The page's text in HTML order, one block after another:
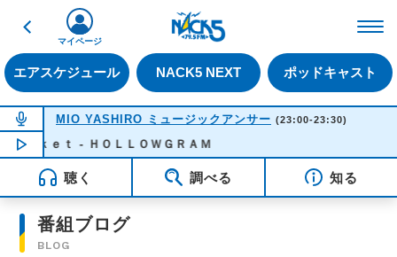
戻る
エアスケジュール NACK5 NEXT ポッドキャスト
マイページ
NOW ON AIR
MIO YASHIRO ミュージックアンサー (23:00-23:30)
NOW PLAYING 23:00
ｅｔ - ＨＯＬＬＯＷＧＲＡＭ
聴く 調べる 知る
番組ブログ
BLOG